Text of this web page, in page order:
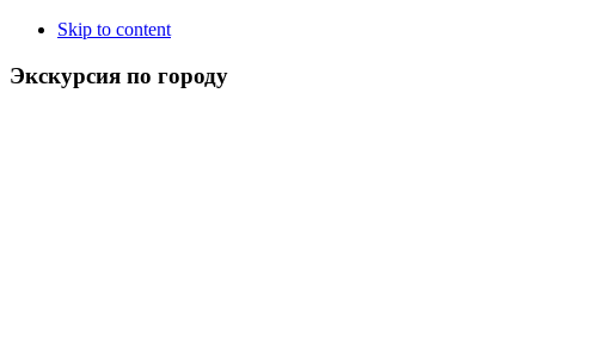
Skip to content
Экскурсия по городу